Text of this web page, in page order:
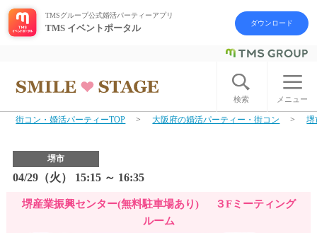
ログイン アカウント登録
今週の婚活パーティー
婚活パーティーの流れ
TMSグループ公式婚活パーティーアプリ
TMS イベントポータル ダウンロード
検索 メニュー
街コン・婚活パーティーTOP 大阪府の婚活パーティー・街コン 堺
堺市
04/29（火） 15:15 ～ 16:35
堺産業振興センター(無料駐車場あり) ３Fミーティング
ルーム